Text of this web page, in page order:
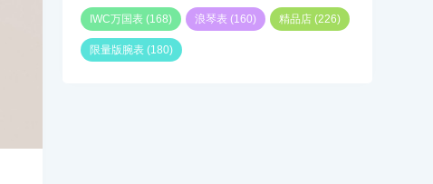
IWC万国表 (168) 浪琴表 (160) 精品店 (226)
限量版腕表 (180)